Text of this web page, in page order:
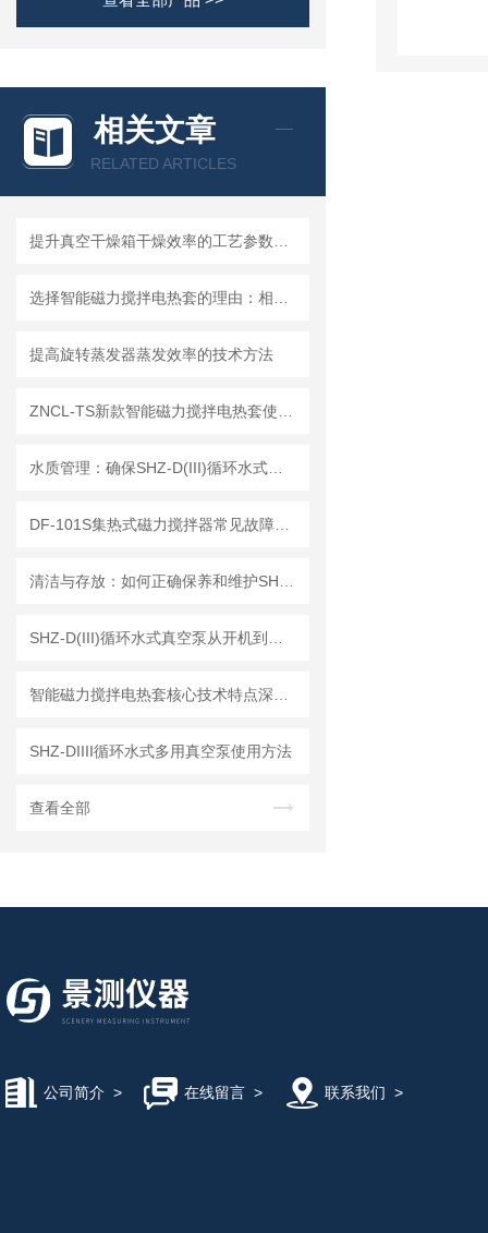
相关文章
RELATED ARTICLES
提高旋转蒸发器蒸发效率的技术方法
SHZ-DIIII循环水式多用真空泵使用方法
查看全部
公司简介 > 在线留言> 联系我们 >